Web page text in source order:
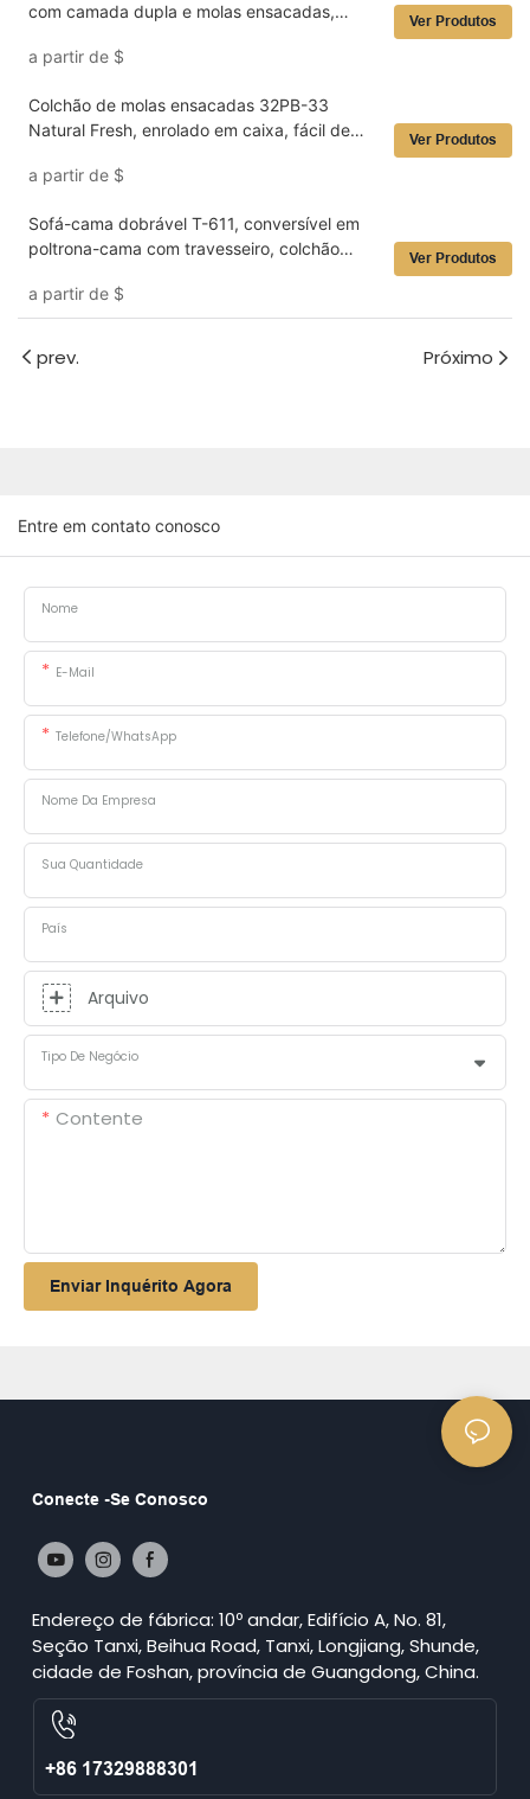
com camada dupla e molas ensacadas,
em caixa - Fansace
a partir de $
Ver Produtos
Colchão de molas ensacadas 32PB-33
Natural Fresh, enrolado em caixa, fácil de
a partir de $
Ver Produtos
Sofá-cama dobrável T-611, conversível em
poltrona-cama com travesseiro, colchão
para sala de estar e quarto.
a partir de $
Ver Produtos
prev. Próximo
Entre em contato conosco
Nome
E-Mail
Telefone/WhatsApp
Nome Da Empresa
Sua Quantidade
País
Arquivo
Tipo De Negócio
Contente
Enviar Inquérito Agora
Conecte -se Conosco
Endereço de fábrica: 10º andar, Edifício A, No. 81,
Seção Tanxi, Beihua Road, Tanxi, Longjiang, Shunde,
cidade de Foshan, província de Guangdong, China.
+86 17329888301